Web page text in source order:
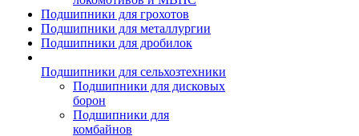
Подшипники для грохотов
Подшипники для металлургии
Подшипники для дробилок
Подшипники для сельхозтехники
Подшипники для дисковых
борон
Подшипники для
комбайнов